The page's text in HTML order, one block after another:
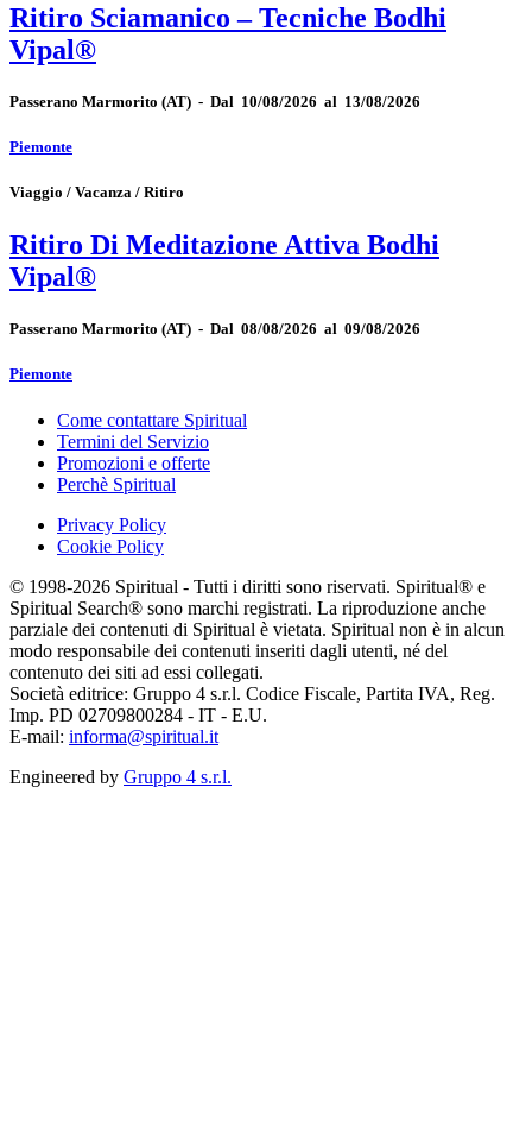
Ritiro Sciamanico – Tecniche Bodhi
Vipal®
Passerano Marmorito (AT) - Dal 10/08/2026 al 13/08/2026
Piemonte
Viaggio / Vacanza / Ritiro
Ritiro Di Meditazione Attiva Bodhi
Vipal®
Passerano Marmorito (AT) - Dal 08/08/2026 al 09/08/2026
Piemonte
Come contattare Spiritual
Termini del Servizio
Promozioni e offerte
Perchè Spiritual
Privacy Policy
Cookie Policy
© 1998-2026 Spiritual - Tutti i diritti sono riservati. Spiritual® e
Spiritual Search® sono marchi registrati. La riproduzione anche
parziale dei contenuti di Spiritual è vietata. Spiritual non è in alcun
modo responsabile dei contenuti inseriti dagli utenti, né del
contenuto dei siti ad essi collegati.
Società editrice: Gruppo 4 s.r.l. Codice Fiscale, Partita IVA, Reg.
Imp. PD 02709800284 - IT - E.U.
E-mail: informa@spiritual.it
Engineered by Gruppo 4 s.r.l.